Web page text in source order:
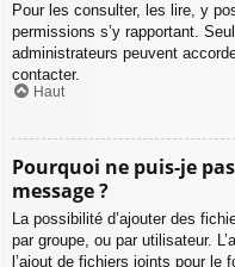
Pour les consulter, les lire, y
permissions s’y rapportant.
administrateurs peuvent
contacter.
Haut
Pourquoi ne puis-je
message ?
La possibilité d’ajouter des
par groupe, ou par utilisateur.
l’ajout de fichiers joints pour le